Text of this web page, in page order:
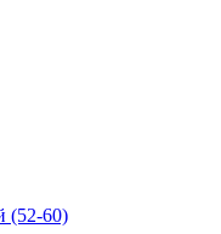
(52-60)